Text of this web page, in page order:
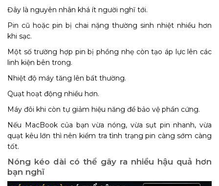
Đây là nguyên nhân khá ít người nghĩ tới.
Pin cũ hoặc pin bị chai nặng thường sinh nhiệt nhiều hơn
khi sạc.
Một số trường hợp pin bị phồng nhẹ còn tạo áp lực lên các
linh kiện bên trong.
Nhiệt độ máy tăng lên bất thường.
Quạt hoạt động nhiều hơn.
Máy đôi khi còn tự giảm hiệu năng để bảo vệ phần cứng.
Nếu MacBook của bạn vừa nóng, vừa sụt pin nhanh, vừa
quạt kêu lớn thì nên kiểm tra tình trạng pin càng sớm càng
tốt.
Nóng kéo dài có thể gây ra nhiều hậu quả hơn
bạn nghĩ